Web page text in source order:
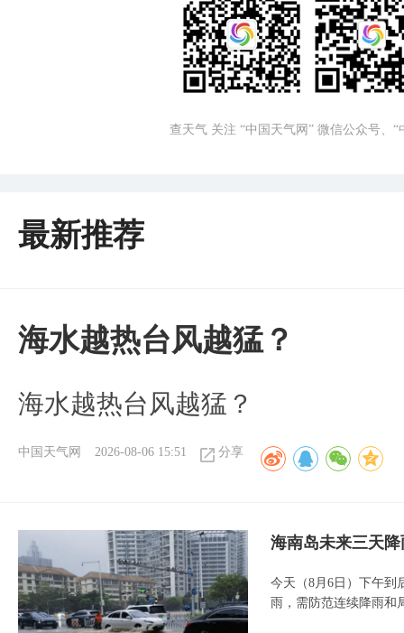
查天气 关注 “中国天气网” 微信公众号、
最新推荐
海水越热台风越猛？
海水越热台风越猛？
中国天气网 2026-08-06 15:51 分享
海南岛未来三天
今天（8月6日）下午到
雨，需防范连续降雨和